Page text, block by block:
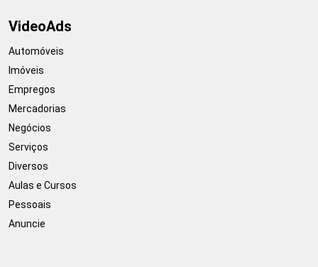
VideoAds
Automóveis
Imóveis
Empregos
Mercadorias
Negócios
Serviços
Diversos
Aulas e Cursos
Pessoais
Anuncie